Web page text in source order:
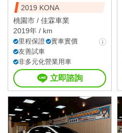
2019 KONA
桃園市 / 佳霖車業
2019年 / km
里程保證
實車實價
友善試車
非多元化營業用車
立即諮詢